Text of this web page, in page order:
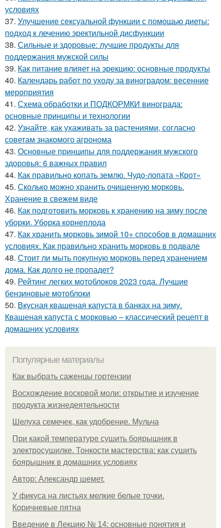
условиях
37. Улучшение сексуальной функции с помощью диеты:
подход к лечению эректильной дисфункции
38. Сильные и здоровые: лучшие продукты для
поддержания мужской силы
39. Как питание влияет на эрекцию: основные продукты
40. Календарь работ по уходу за виноградом: весенние
мероприятия
41. Схема обработки и ПОДКОРМКИ винограда:
основные принципы и технологии
42. Узнайте, как ухаживать за растениями, согласно
советам знакомого агронома
43. Основные принципы для поддержания мужского
здоровья: 6 важных правил
44. Как правильно копать землю. Чудо-лопата «Крот»
45. Сколько можно хранить очищенную морковь.
Хранение в свежем виде
46. Как подготовить морковь к хранению на зиму после
уборки. Уборка корнеплода
47. Как хранить морковь зимой 10+ способов в домашних
условиях. Как правильно хранить морковь в подвале
48. Стоит ли мыть покупную морковь перед хранением
дома. Как долго не пропадет?
49. Рейтинг легких мотоблоков 2023 года. Лучшие
бензиновые мотоблоки
50. Вкусная квашеная капуста в банках на зиму.
Квашеная капуста с морковью – классический рецепт в
домашних условиях
Популярные материалы
Как выбрать саженцы гортензии
Восхождение восковой моли: открытие и изучение
продукта жизнедеятельности
Шелуха семечек, как удобрение. Мульча
При какой температуре сушить боярышник в
электросушилке. Тонкости мастерства: как сушить
боярышник в домашних условиях
Автор: Александр шемет.
У фикуса на листьях мелкие белые точки.
Коричневые пятна
Введение в Лекцию № 14: основные понятия и